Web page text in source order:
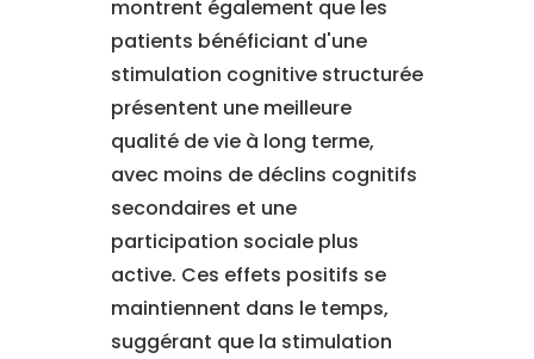
montrent également que les
patients bénéficiant d'une
stimulation cognitive structurée
présentent une meilleure
qualité de vie à long terme,
avec moins de déclins cognitifs
secondaires et une
participation sociale plus
active. Ces effets positifs se
maintiennent dans le temps,
suggérant que la stimulation